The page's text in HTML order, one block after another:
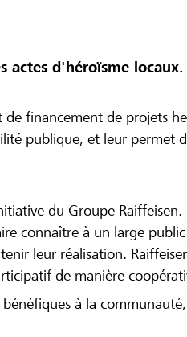
actes d'héroïsme locaux.
financement de projets
publique, et leur permet
du Groupe
connaître à un large
leur réalisation.
de manière
à la